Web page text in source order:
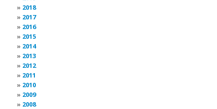
2018
2017
2016
2015
2014
2013
2012
2011
2010
2009
2008